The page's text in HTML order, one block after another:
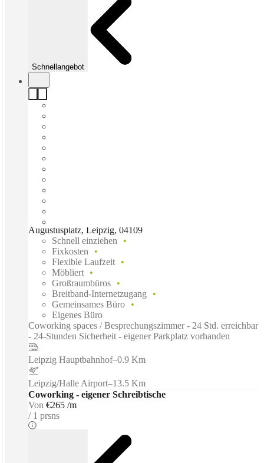
Schnellangebot
Augustusplatz, Leipzig, 04109
Schnell einziehen
Fixkosten
Flexible Laufzeit
Möbliert
Großraumbüros
Breitband-Internetzugang
Gemeinsames Büro
Eigenes Büro
Coworking spaces / Besprechungszimmer - 24 Std. erreichbar
- 24-Stunden Sicherheit - eigener Parkplatz vorhanden
Leipzig Hauptbahnhof–0.9 Km
Leipzig/Halle Airport–13.5 Km
Coworking - eigener Schreibtische
Von €265 /m
1 prsns